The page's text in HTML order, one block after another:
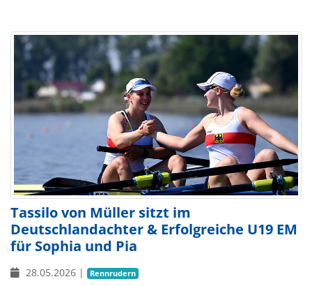
Tassilo von Müller sitzt im
Deutschlandachter & Erfolgreiche U19 EM
für Sophia und Pia
28.05.2026 | Rennrudern